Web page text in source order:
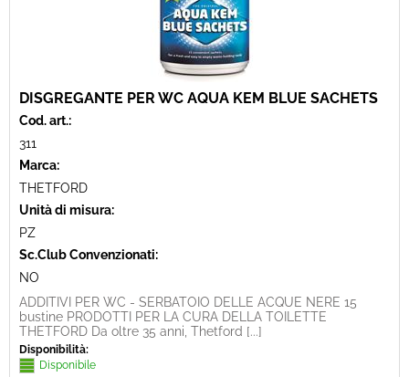
DISGREGANTE PER WC AQUA KEM BLUE SACHETS
Cod. art.:
311
Marca:
THETFORD
Unità di misura:
PZ
Sc.Club Convenzionati:
NO
ADDITIVI PER WC - SERBATOIO DELLE ACQUE NERE 15
bustine PRODOTTI PER LA CURA DELLA TOILETTE
THETFORD Da oltre 35 anni, Thetford [...]
Disponibilità:
Disponibile